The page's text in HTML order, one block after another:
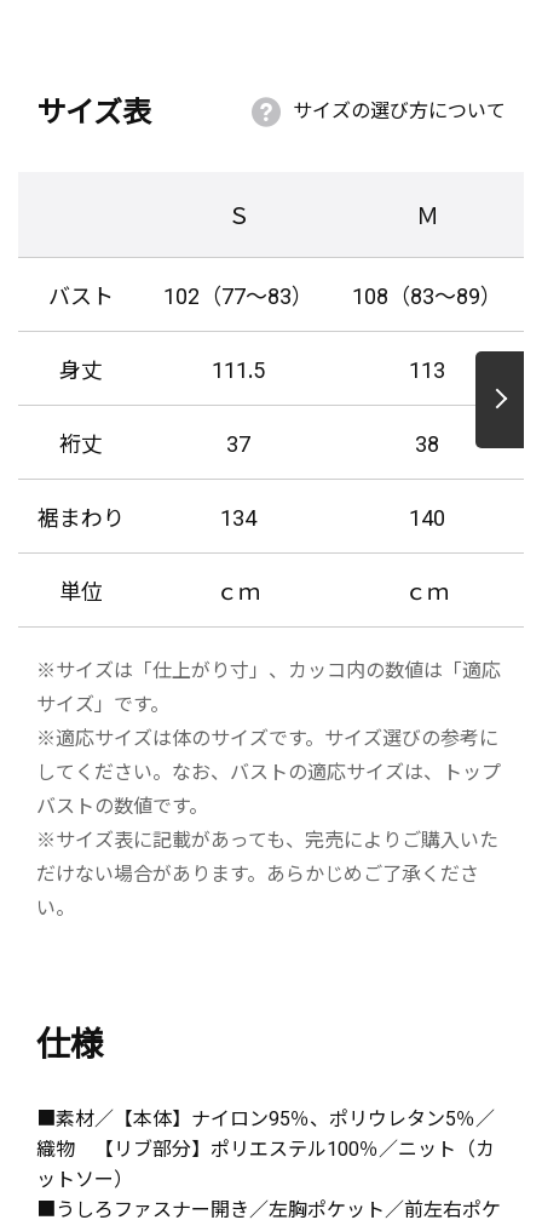
サイズ表 サイズの選び方について
Ｓ Ｍ
バスト 102（77～83） 108（83～89）
身丈 111.5 113
裄丈 37 38
裾まわり 134 140
単位 ｃｍ ｃｍ
※サイズは「仕上がり寸」、カッコ内の数値は「適応
サイズ」です。
※適応サイズは体のサイズです。サイズ選びの参考に
してください。なお、バストの適応サイズは、トップ
バストの数値です。
※サイズ表に記載があっても、完売によりご購入いた
だけない場合があります。あらかじめご了承くださ
い。
仕様
■素材／【本体】ナイロン95％、ポリウレタン5％／
織物 【リブ部分】ポリエステル100％／ニット（カ
ットソー）
■うしろファスナー開き／左胸ポケット／前左右ポケ